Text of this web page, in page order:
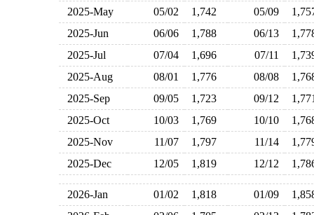
2025-May
05/02 1,742 05/09
2025-Jun
06/06 1,788 06/13
2025-Jul
07/04 1,696 07/11
2025-Aug
08/01 1,776 08/08
2025-Sep
09/05 1,723 09/12
2025-Oct
10/03 1,769 10/10
2025-Nov
11/07 1,797 11/14
2025-Dec
12/05 1,819 12/12
2026-Jan 01/02 1,818 01/09